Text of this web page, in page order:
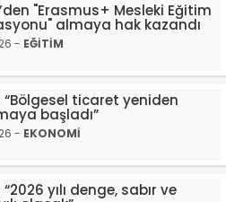
"Erasmus+ Mesleki Eğitim
almaya hak kazandı
- EĞİTİM
“Bölgesel ticaret yeniden
başladı”
- EKONOMİ
“2026 yılı denge, sabır ve